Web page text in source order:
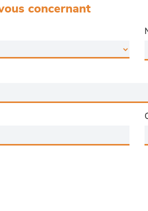
concernant